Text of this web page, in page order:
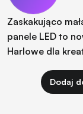
Zaskakująco
panele LED to
Harlowe dla
Dodaj